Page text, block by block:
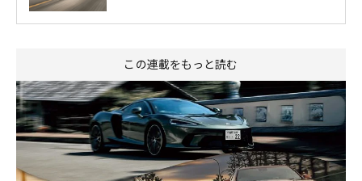
この連載をもっと読む